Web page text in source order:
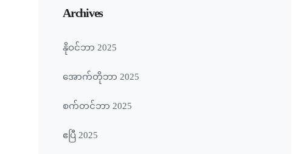
Archives
နိုဝင်ဘာ 2025
အောက်တိုဘာ 2025
စက်တင်ဘာ 2025
ဧပြီ 2025